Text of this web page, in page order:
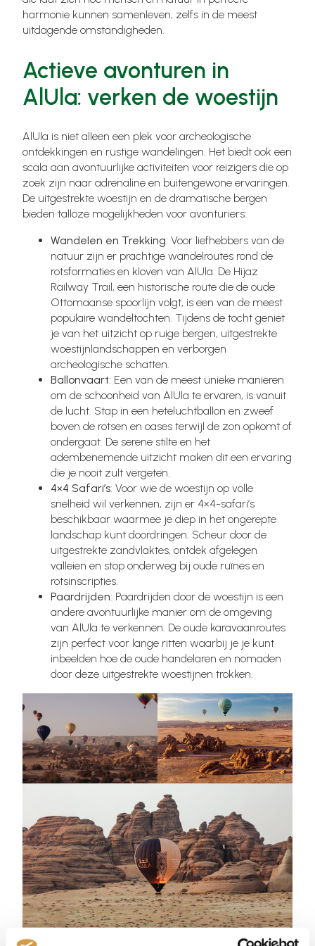
harmonie kunnen samenleven, zelfs in de meest
uitdagende omstandigheden.
Actieve avonturen in
AlUla: verken de woestijn
AlUla is niet alleen een plek voor archeologische
ontdekkingen en rustige wandelingen. Het biedt ook een
scala aan avontuurlijke activiteiten voor reizigers die op
zoek zijn naar adrenaline en buitengewone ervaringen.
De uitgestrekte woestijn en de dramatische bergen
bieden talloze mogelijkheden voor avonturiers:
Wandelen en Trekking: Voor liefhebbers van de
natuur zijn er prachtige wandelroutes rond de
rotsformaties en kloven van AlUla. De Hijaz
Railway Trail, een historische route die de oude
Ottomaanse spoorlijn volgt, is een van de meest
populaire wandeltochten. Tijdens de tocht geniet
je van het uitzicht op ruige bergen, uitgestrekte
woestijnlandschappen en verborgen
archeologische schatten.
Ballonvaart: Een van de meest unieke manieren
om de schoonheid van AlUla te ervaren, is vanuit
de lucht. Stap in een heteluchtballon en zweef
boven de rotsen en oases terwijl de zon opkomt of
ondergaat. De serene stilte en het
adembenemende uitzicht maken dit een ervaring
die je nooit zult vergeten.
4×4 Safari’s: Voor wie de woestijn op volle
snelheid wil verkennen, zijn er 4×4-safari’s
beschikbaar waarmee je diep in het ongerepte
landschap kunt doordringen. Scheur door de
uitgestrekte zandvlaktes, ontdek afgelegen
valleien en stop onderweg bij oude ruïnes en
rotsinscripties.
Paardrijden: Paardrijden door de woestijn is een
andere avontuurlijke manier om de omgeving
van AlUla te verkennen. De oude karavaanroutes
zijn perfect voor lange ritten waarbij je je kunt
inbeelden hoe de oude handelaren en nomaden
door deze uitgestrekte woestijnen trokken.